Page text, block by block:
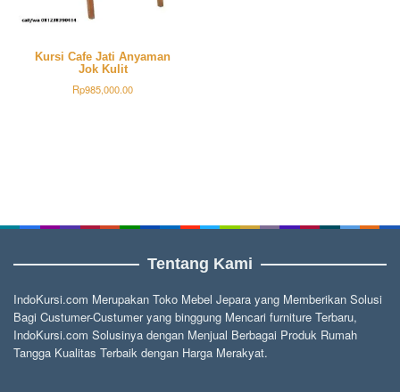
Kursi Cafe Jati Anyaman
Jok Kulit
Rp985,000.00
Tentang Kami
IndoKursi.com Merupakan Toko Mebel Jepara yang Memberikan Solusi
Bagi Custumer-Custumer yang binggung Mencari furniture Terbaru,
IndoKursi.com Solusinya dengan Menjual Berbagai Produk Rumah
Tangga Kualitas Terbaik dengan Harga Merakyat.